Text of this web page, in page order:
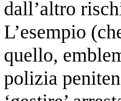
dall’altro
L’esempio
quello,
polizia